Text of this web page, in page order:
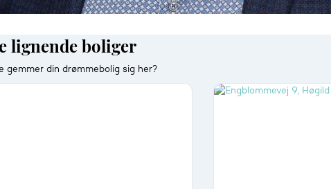
lignende boliger
gemmer din drømmebolig sig her?